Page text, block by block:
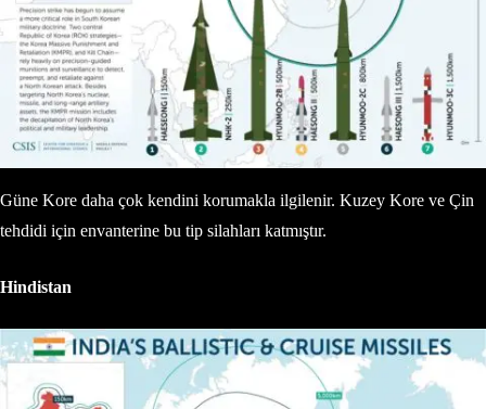
Güne Kore daha çok kendini korumakla ilgilenir. Kuzey Kore ve Çin
tehdidi için envanterine bu tip silahları katmıştır.
Hindistan